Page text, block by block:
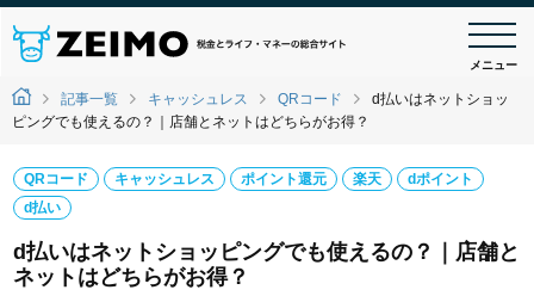
メニュー
記事一覧 キャッシュレス QRコード
d払いはネットショッ
ピングでも使えるの？｜店舗とネットはどちらがお得？
QRコード キャッシュレス ポイント還元 楽天
dポイント
d払い
d払いはネットショッピングでも使えるの？｜店舗と
ネットはどちらがお得？